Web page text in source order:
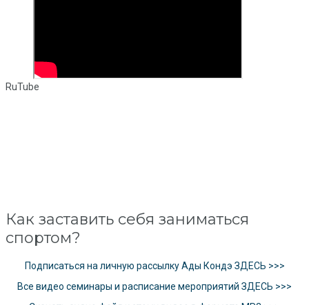
RuTube
Как заставить себя заниматься
спортом?
Подписаться на личную рассылку Ады Кондэ ЗДЕСЬ >>>
Все видео семинары и расписание мероприятий ЗДЕСЬ >>>